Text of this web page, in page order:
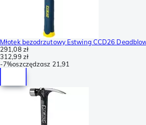
Młotek bezodrzutowy Estwing CCD26
291,08 zł
312,99 zł
-7%oszczędzasz 21,91